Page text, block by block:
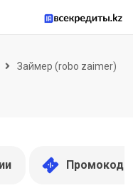
Займер (robo zaimer)
Промокоды